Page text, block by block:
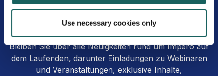
Use necessary cookies only
Bereit für mehr Impero?
Bleiben Sie über alle Neuigkeiten rund um Impero auf
dem Laufenden, darunter Einladungen zu Webinaren
und Veranstaltungen, exklusive Inhalte,